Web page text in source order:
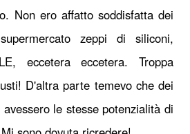
Non ero affatto soddisfatta dei
zeppi di siliconi,
eccetera eccetera. Troppa
D'altra parte temevo che dei
le stesse potenzialità di